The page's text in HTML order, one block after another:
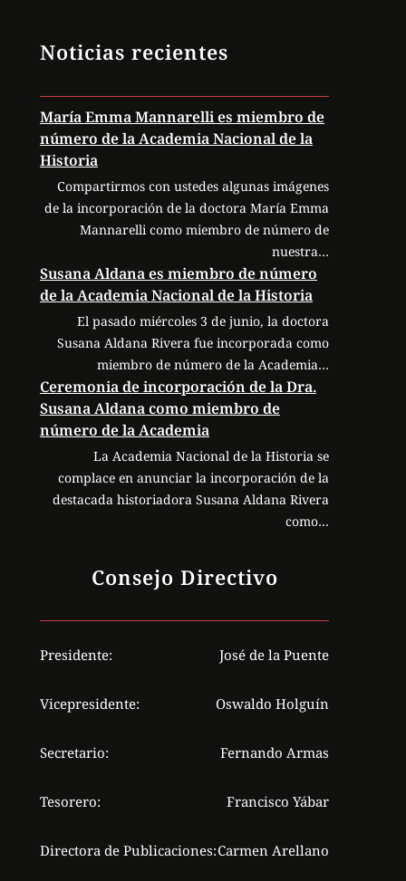
Noticias recientes
María Emma Mannarelli es miembro de
número de la Academia Nacional de la
Historia
Compartirmos con ustedes algunas imágenes
de la incorporación de la doctora María Emma
Mannarelli como miembro de número de
nuestra…
Susana Aldana es miembro de número
de la Academia Nacional de la Historia
El pasado miércoles 3 de junio, la doctora
Susana Aldana Rivera fue incorporada como
miembro de número de la Academia…
Ceremonia de incorporación de la Dra.
Susana Aldana como miembro de
número de la Academia
La Academia Nacional de la Historia se
complace en anunciar la incorporación de la
destacada historiadora Susana Aldana Rivera
como…
Consejo Directivo
Presidente: José de la Puente
Vicepresidente: Oswaldo Holguín
Secretario: Fernando Armas
Tesorero: Francisco Yábar
Directora de Publicaciones:Carmen Arellano